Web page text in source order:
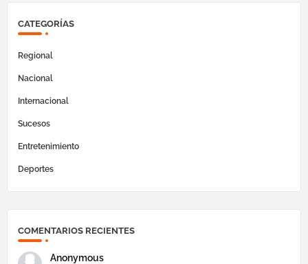
CATEGORÍAS
Regional
Nacional
Internacional
Sucesos
Entretenimiento
Deportes
COMENTARIOS RECIENTES
Anonymous